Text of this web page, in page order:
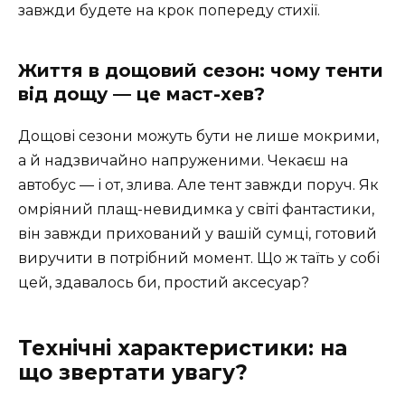
завжди будете на крок попереду стихії.
Життя в дощовий сезон: чому тенти
від дощу — це маст-хев?
Дощові сезони можуть бути не лише мокрими,
а й надзвичайно напруженими. Чекаєш на
автобус — і от, злива. Але тент завжди поруч. Як
омріяний плащ-невидимка у світі фантастики,
він завжди прихований у вашій сумці, готовий
виручити в потрібний момент. Що ж таїть у собі
цей, здавалось би, простий аксесуар?
Технічні характеристики: на
що звертати увагу?